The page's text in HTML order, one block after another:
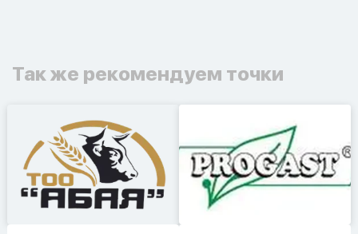
Так же рекомендуем точки